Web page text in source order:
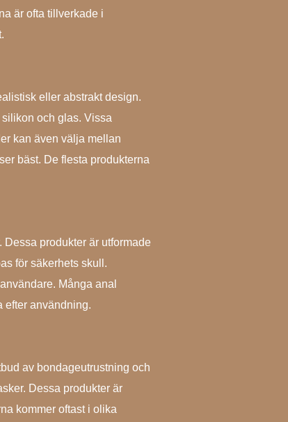
är ofta tillverkade i
eller abstrakt design.
och glas. Vissa
kan även välja mellan
bäst. De flesta produkterna
produkter är utformade
för säkerhets skull.
Många anal
efter användning.
av bondageutrustning och
Dessa produkter är
kommer oftast i olika